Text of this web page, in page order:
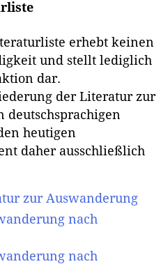
erhebt keinen
und stellt lediglich
dar.
der Literatur zur
deutschsprachigen
heutigen
daher ausschließlich
zur Auswanderung
nach
nach